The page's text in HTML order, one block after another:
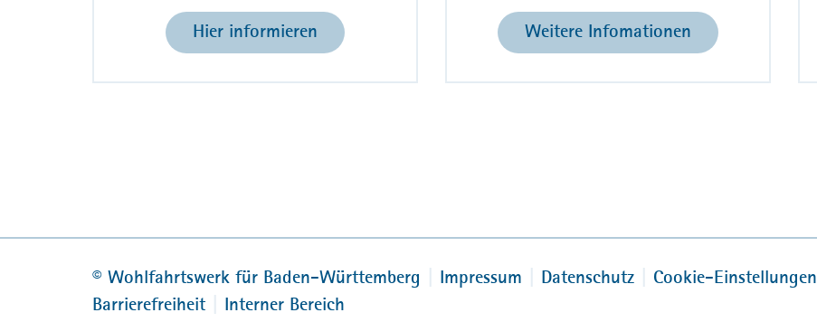
Hier informieren Weitere Infomationen
© Wohlfahrtswerk für Baden-Württemberg Impressum Datenschutz Cookie-Einstellungen
Barrierefreiheit
Interner Bereich